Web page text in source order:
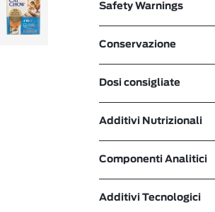
Safety Warnings
Conservazione
Dosi consigliate
Additivi Nutrizionali
Componenti Analitici
Additivi Tecnologici